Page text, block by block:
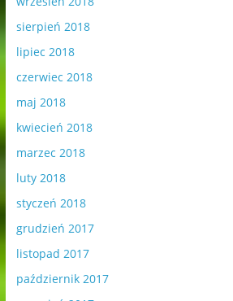
sierpień 2018
lipiec 2018
czerwiec 2018
maj 2018
kwiecień 2018
marzec 2018
luty 2018
styczeń 2018
grudzień 2017
listopad 2017
październik 2017